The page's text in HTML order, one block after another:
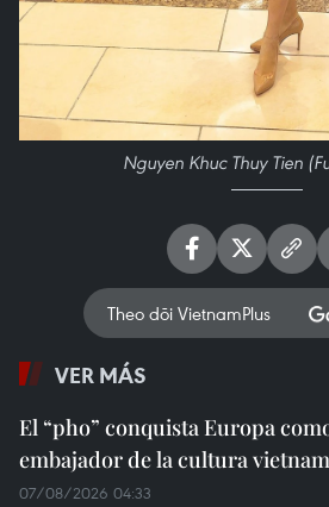
Nguyen Khuc Thuy Tien
Theo dõi VietnamPlus
VER MÁS
El “pho” conquista Europa
embajador de la cultura
07/08/2026 04:33